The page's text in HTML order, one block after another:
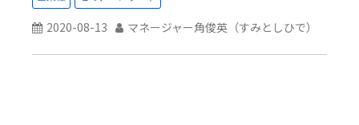
2020-08-13 マネージャー角俊英（すみとしひで）